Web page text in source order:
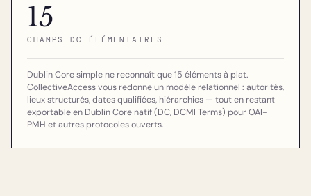
15
CHAMPS DC ÉLÉMENTAIRES
Dublin Core simple ne reconnaît que 15 éléments à plat.
CollectiveAccess vous redonne un modèle relationnel : autorités,
lieux structurés, dates qualifiées, hiérarchies — tout en restant
exportable en Dublin Core natif (DC, DCMI Terms) pour OAI-
PMH et autres protocoles ouverts.